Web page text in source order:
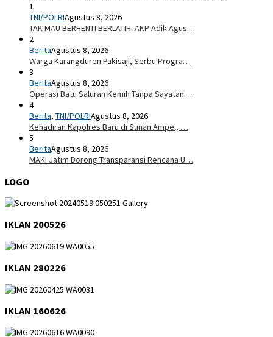
1
TNI/POLRIAgustus 8, 2026
TAK MAU BERHENTI BERLATIH: AKP Adik Agus…
2
BeritaAgustus 8, 2026
Warga Karangduren Pakisaji, Serbu Progra…
3
BeritaAgustus 8, 2026
Operasi Batu Saluran Kemih Tanpa Sayatan…
4
Berita, TNI/POLRIAgustus 8, 2026
Kehadiran Kapolres Baru di Sunan Ampel, …
5
BeritaAgustus 8, 2026
MAKI Jatim Dorong Transparansi Rencana U…
LOGO
IKLAN 200526
IKLAN 280226
IKLAN 160626